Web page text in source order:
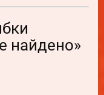
найдено»